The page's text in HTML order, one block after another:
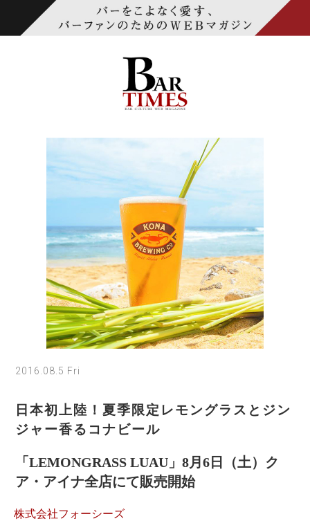
2016.08.5 Fri
日本初上陸！夏季限定レモングラスとジン
ジャー香るコナビール
「LEMONGRASS LUAU」8月6日（土）ク
ア・アイナ全店にて販売開始
株式会社フォーシーズ